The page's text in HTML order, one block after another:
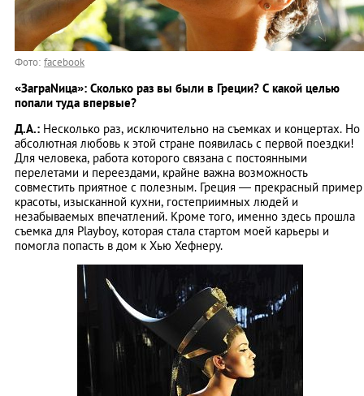
Фото: facebook
«ЗаграNица»: Сколько раз вы были в Греции? С какой целью
попали туда впервые?
Д.А.: Несколько раз, исключительно на съемках и концертах. Но
абсолютная любовь к этой стране появилась с первой поездки!
Для человека, работа которого связана с постоянными
перелетами и переездами, крайне важна возможность
совместить приятное с полезным. Греция — прекрасный пример
красоты, изысканной кухни, гостеприимных людей и
незабываемых впечатлений. Кроме того, именно здесь прошла
съемка для Playboy, которая стала стартом моей карьеры и
помогла попасть в дом к Хью Хефнеру.